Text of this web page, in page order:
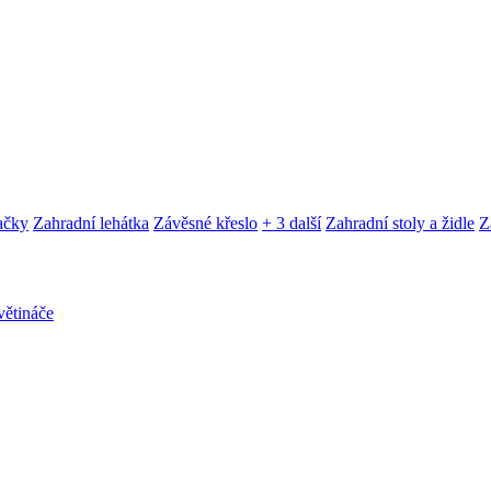
Zahradní lehátka Závěsné křeslo + 3 další Zahradní stoly a židle